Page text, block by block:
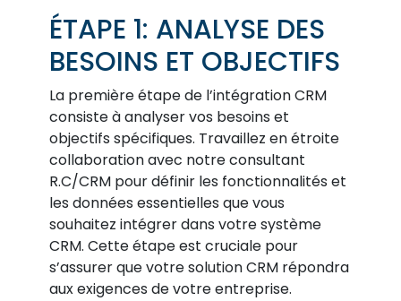
ÉTAPE 1: ANALYSE DES
BESOINS ET OBJECTIFS
La première étape de l’intégration CRM
consiste à analyser vos besoins et
objectifs spécifiques. Travaillez en étroite
collaboration avec notre consultant
R.C/CRM pour définir les fonctionnalités et
les données essentielles que vous
souhaitez intégrer dans votre système
CRM. Cette étape est cruciale pour
s’assurer que votre solution CRM répondra
aux exigences de votre entreprise.